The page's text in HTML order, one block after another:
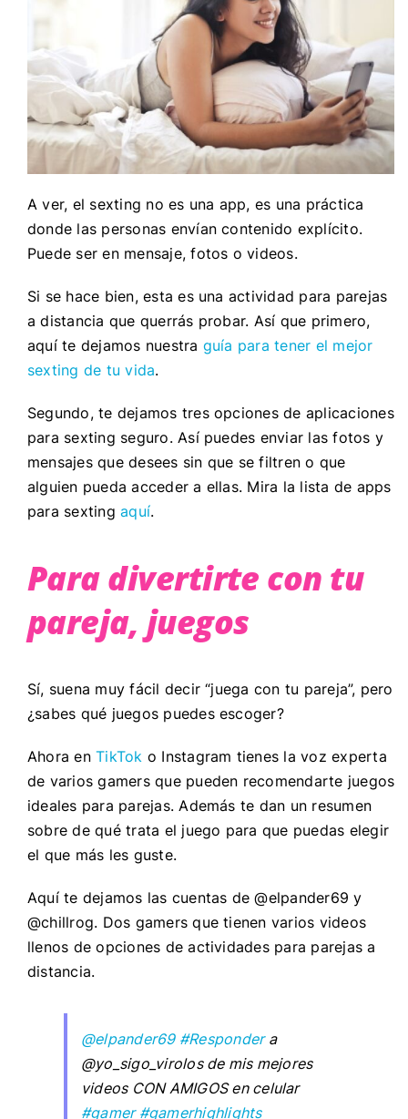
A ver, el sexting no es una app, es una práctica
donde las personas envían contenido explícito.
Puede ser en mensaje, fotos o videos.
Si se hace bien, esta es una actividad para parejas
a distancia que querrás probar. Así que primero,
aquí te dejamos nuestra guía para tener el mejor
sexting de tu vida.
Segundo, te dejamos tres opciones de aplicaciones
para sexting seguro. Así puedes enviar las fotos y
mensajes que desees sin que se filtren o que
alguien pueda acceder a ellas. Mira la lista de apps
para sextingaquí.
Para divertirte con tu
pareja, juegos
Sí, suena muy fácil decir “juega con tu pareja”, pero
¿sabes qué juegos puedes escoger?
Ahora enTikTok o Instagram tienes la voz experta
de varios gamers que pueden recomendarte juegos
ideales para parejas. Además te dan un resumen
sobre de qué trata el juego para que puedas elegir
el que más les guste.
Aquí te dejamos las cuentas de @elpander69 y
@chillrog. Dos gamers que tienen varios videos
llenos de opciones de actividades para parejas a
distancia.
@elpander69 #Respondera
@yo_sigo_virolos de mis mejores
videos CON AMIGOS en celular
#gamer #gamerhighlights